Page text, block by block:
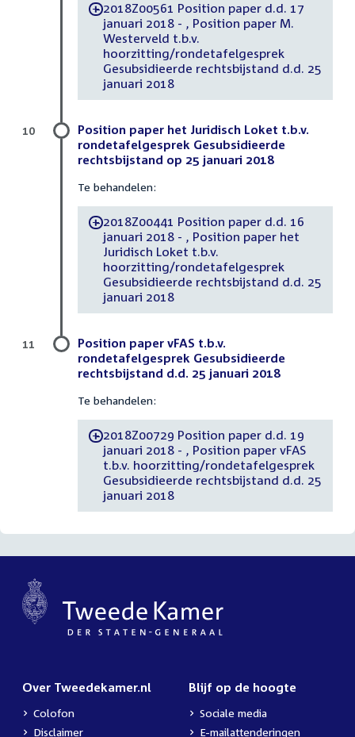
-2018Z00561 Position paper d.d. 17
januari 2018 - , Position paper M.
Westerveld t.b.v.
hoorzitting/rondetafelgesprek
Gesubsidieerde rechtsbijstand d.d. 25
januari 2018
Position paper het Juridisch Loket t.b.v.
rondetafelgesprek Gesubsidieerde
rechtsbijstand op 25 januari 2018
Te behandelen:
-2018Z00441 Position paper d.d. 16
januari 2018 - , Position paper het
Juridisch Loket t.b.v.
hoorzitting/rondetafelgesprek
Gesubsidieerde rechtsbijstand d.d. 25
januari 2018
10
Position paper vFAS t.b.v.
rondetafelgesprek Gesubsidieerde
rechtsbijstand d.d. 25 januari 2018
Te behandelen:
-2018Z00729 Position paper d.d. 19
januari 2018 - , Position paper vFAS
t.b.v. hoorzitting/rondetafelgesprek
Gesubsidieerde rechtsbijstand d.d. 25
januari 2018
11
Over Tweedekamer.nl
Colofon
Disclaimer
Blijf op de hoogte
Sociale media
E-mailattenderingen